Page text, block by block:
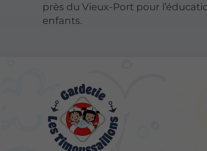
près du Vieux-Port pour
enfants.